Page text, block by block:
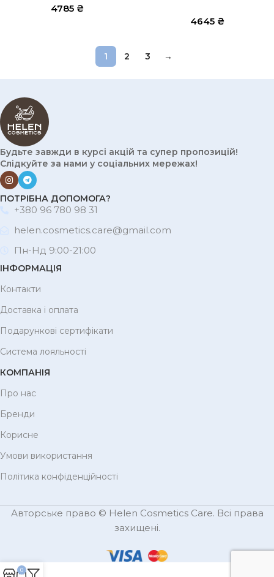
4785 ₴
4645 ₴
1 2 3 →
Будьте завжди в курсі акцій та супер пропозицій!
Слідкуйте за нами у соціальних мережах!
ПОТРІБНА ДОПОМОГА?
+380 96 780 98 31
helen.cosmetics.care@gmail.com
Пн-Нд 9:00-21:00
ІНФОРМАЦІЯ
Контакти
Доставка і оплата
Подарункові сертифікати
Система лояльності
КОМПАНІЯ
Про нас
Бренди
Корисне
Умови використання
Політика конфіденційності
Авторське право © Helen Cosmetics Care. Всі права
захищені.
0